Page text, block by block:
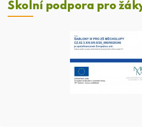
Školní podpora pro